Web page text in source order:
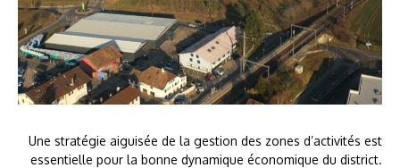
Une stratégie aiguisée de la gestion des zones d’activités est
essentielle pour la bonne dynamique économique du district.